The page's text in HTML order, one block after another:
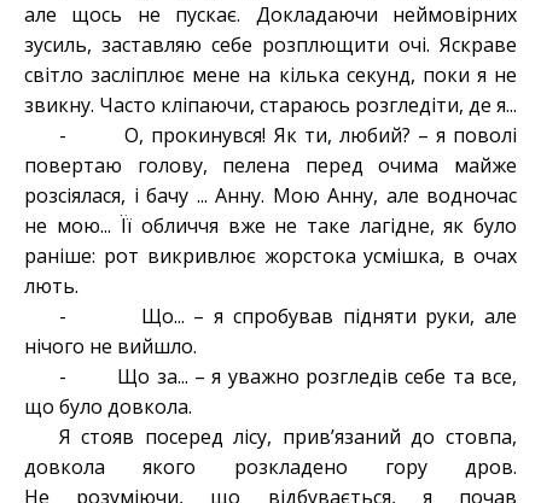
але щось не пускає. Докладаючи неймовірних
зусиль, заставляю себе розплющити очі. Яскраве
світло засліплює мене на кілька секунд, поки я не
звикну. Часто кліпаючи, стараюсь розгледіти, де я...
- О, прокинувся! Як ти, любий? – я поволі
повертаю голову, пелена перед очима майже
розсіялася, і бачу ... Анну. Мою Анну, але водночас
не мою... Її обличчя вже не таке лагідне, як було
раніше: рот викривлює жорстока усмішка, в очах
лють.
- Що... – я спробував підняти руки, але
нічого не вийшло.
- Що за... – я уважно розгледів себе та все,
що було довкола.
Я стояв посеред лісу, прив’язаний до стовпа,
довкола якого розкладено гору дров.
Не розуміючи, що відбувається, я почав